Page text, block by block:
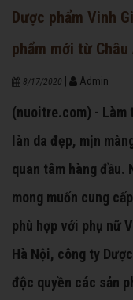
Dược phẩm Vinh
phẩm mới từ Châu
8/17/2020 Admin
(nuoitre.com) - Làm
làn da đẹp, mịn
quan tâm hàng đầu.
mong muốn cung
phù hợp với phụ nữ
Hà Nội, công ty
độc quyền các sản